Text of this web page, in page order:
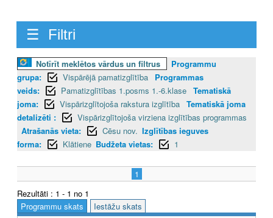
☰ Filtri
Notīrīt meklētos vārdus un filtrus
Programmu
grupa:
Vispārējā pamatizglītība
Programmas
veids:
Pamatizglītības 1.posms 1.-6.klase Tematiskā
joma:
Vispārizglītojoša rakstura izglītība Tematiskā joma
detalizēti :
Vispārizglītojoša virziena izglītības programmas
Atrašanās vieta:
Cēsu nov. Izglītības ieguves
forma:
Klātiene Budžeta vietas: 1
1
Rezultāti : 1 - 1 no 1
Programmu skats
Iestāžu skats